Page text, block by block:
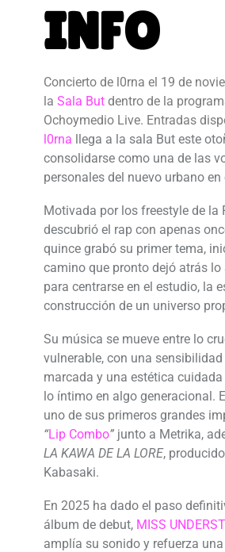
INFO
Concierto de l0rna el 19 de
la Sala Butdentro de la
Ochoymedio Live. Entradas
l0rna llega a la sala But este
consolidarse como una de las
personales del nuevo urbano en
Motivada por los freestyle de la
descubrió el rap con apenas
quince grabó su primer tema,
camino que pronto dejó atrás lo
para centrarse en el estudio, la
construcción de un universo
Su música se mueve entre lo
vulnerable, con una
marcada y una estética
lo íntimo en algo generacional.
uno de sus primeros grandes
“Lip Combo”junto a Metrika,
LA KAWA DE LA LORE,
Kabasaki.
En 2025 ha dado el paso
álbum de debut, MISS
amplía su sonido y refuerza